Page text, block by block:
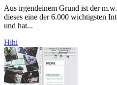
Aus irgendeinem Grund ist der
dieses eine der 6.000 wichtigsten
und hat...
Hihi